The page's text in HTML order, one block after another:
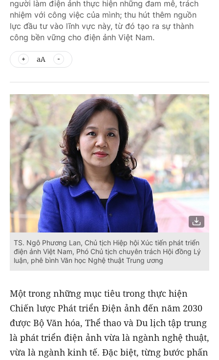
người làm điện ảnh thực hiện những đam mê, trách
nhiệm với công việc của mình; thu hút thêm nguồn
lực đầu tư vào lĩnh vực này, từ đó tạo ra sự thành
công bền vững cho điện ảnh Việt Nam.
aA
TS. Ngô Phương Lan, Chủ tịch Hiệp hội Xúc tiến phát triển
điện ảnh Việt Nam, Phó Chủ tịch chuyên trách Hội đồng Lý
luận, phê bình Văn học Nghệ thuật Trung ương
Một trong những mục tiêu trong thực hiện
Chiến lược Phát triển Điện ảnh đến năm 2030
được Bộ Văn hóa, Thể thao và Du lịch tập trung
là phát triển điện ảnh vừa là ngành nghệ thuật,
vừa là ngành kinh tế. Đặc biệt, từng bước phấn